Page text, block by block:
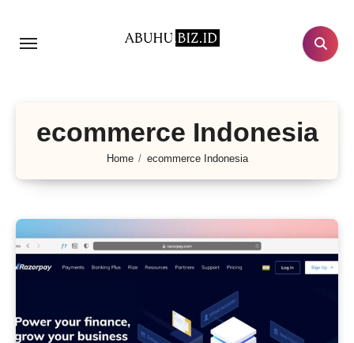
ecommerce Indonesia
Home ecommerce Indonesia